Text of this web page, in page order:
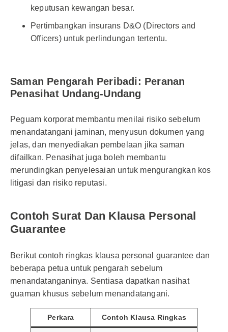
keputusan kewangan besar.
Pertimbangkan insurans D&O (Directors and
Officers) untuk perlindungan tertentu.
Saman Pengarah Peribadi: Peranan
Penasihat Undang-Undang
Peguam korporat membantu menilai risiko sebelum
menandatangani jaminan, menyusun dokumen yang
jelas, dan menyediakan pembelaan jika saman
difailkan. Penasihat juga boleh membantu
merundingkan penyelesaian untuk mengurangkan kos
litigasi dan risiko reputasi.
Contoh Surat Dan Klausa Personal
Guarantee
Berikut contoh ringkas klausa personal guarantee dan
beberapa petua untuk pengarah sebelum
menandatanganinya. Sentiasa dapatkan nasihat
guaman khusus sebelum menandatangani.
Perkara Contoh Klausa Ringkas